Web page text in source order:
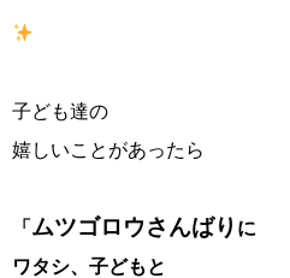
子ども達の
嬉しいことがあったら
「 ムツゴロウさんばり に
ワタシ、子どもと